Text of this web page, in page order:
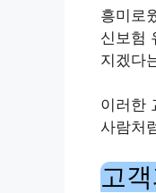
흥미로
신보험
지겠다
이러한
사람처
고